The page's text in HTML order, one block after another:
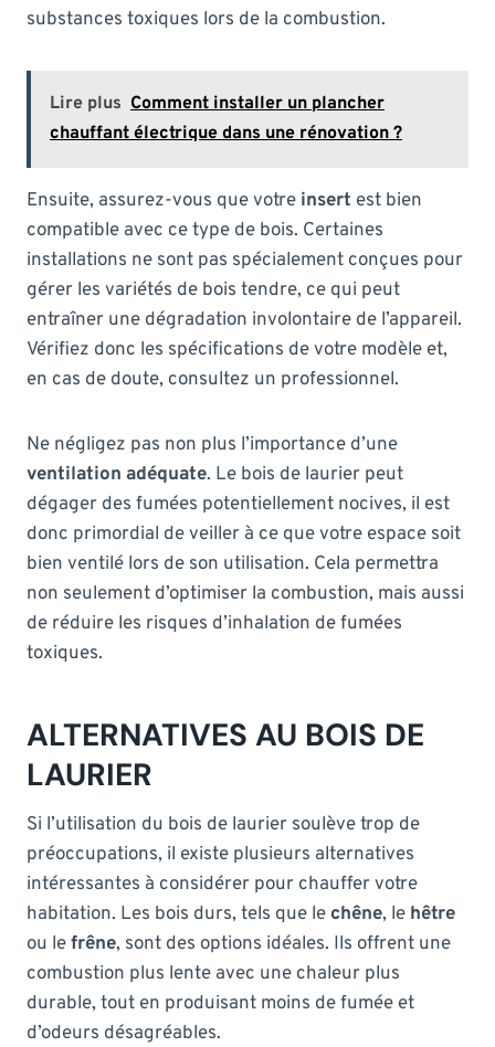
substances toxiques lors de la combustion.
Lire plus Comment installer un plancher
chauffant électrique dans une rénovation ?
Ensuite, assurez-vous que votre insert est bien
compatible avec ce type de bois. Certaines
installations ne sont pas spécialement conçues pour
gérer les variétés de bois tendre, ce qui peut
entraîner une dégradation involontaire de l’appareil.
Vérifiez donc les spécifications de votre modèle et,
en cas de doute, consultez un professionnel.
Ne négligez pas non plus l’importance d’une
ventilation adéquate. Le bois de laurier peut
dégager des fumées potentiellement nocives, il est
donc primordial de veiller à ce que votre espace soit
bien ventilé lors de son utilisation. Cela permettra
non seulement d’optimiser la combustion, mais aussi
de réduire les risques d’inhalation de fumées
toxiques.
ALTERNATIVES AU BOIS DE
LAURIER
Si l’utilisation du bois de laurier soulève trop de
préoccupations, il existe plusieurs alternatives
intéressantes à considérer pour chauffer votre
habitation. Les bois durs, tels que le chêne, le hêtre
ou lefrêne, sont des options idéales. Ils offrent une
combustion plus lente avec une chaleur plus
durable, tout en produisant moins de fumée et
d’odeurs désagréables.